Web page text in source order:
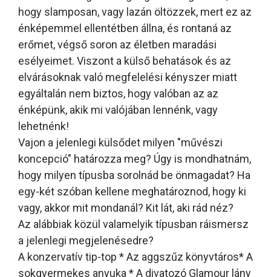
hogy slamposan, vagy lazán öltözzek, mert ez az
énképemmel ellentétben állna, és rontaná az
erőmet, végső soron az életben maradási
esélyeimet. Viszont a külső behatások és az
elvárásoknak való megfelelési kényszer miatt
egyáltalán nem biztos, hogy valóban az az
énképünk, akik mi valójában lennénk, vagy
lehetnénk!
Vajon a jelenlegi külsődet milyen "művészi
koncepció" határozza meg? Úgy is mondhatnám,
hogy milyen típusba sorolnád be önmagadat? Ha
egy-két szóban kellene meghatároznod, hogy ki
vagy, akkor mit mondanál? Kit lát, aki rád néz?
Az alábbiak közül valamelyik típusban ráismersz
a jelenlegi megjelenésedre?
A konzervatív tip-top * Az aggszűz könyvtáros* A
sokgyermekes anyuka * A divatozó Glamour lány